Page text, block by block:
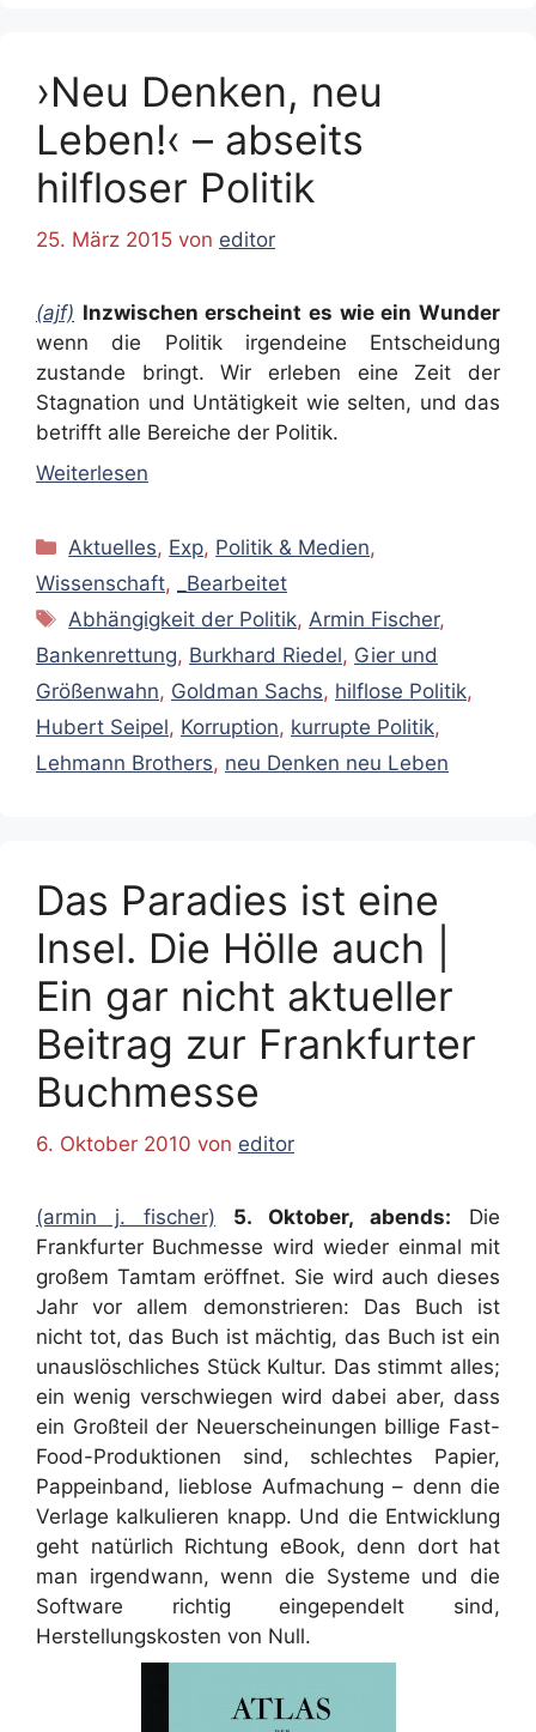
›Neu Denken, neu
Leben!‹ – abseits
hilfloser Politik
25. März 2015 von editor
(ajf) Inzwischen erscheint es wie ein Wunder
wenn die Politik irgendeine Entscheidung
zustande bringt. Wir erleben eine Zeit der
Stagnation und Untätigkeit wie selten, und das
betrifft alle Bereiche der Politik.
Weiterlesen
Kategorien
Aktuelles, Exp, Politik & Medien,
Wissenschaft,
_Bearbeitet
Schlagwörter
Abhängigkeit der Politik, Armin Fischer,
Bankenrettung, Burkhard Riedel, Gier und
Größenwahn, Goldman Sachs, hilflose Politik,
Hubert Seipel, Korruption, kurrupte Politik,
Lehmann Brothers, neu Denken neu Leben
Das Paradies ist eine
Insel. Die Hölle auch |
Ein gar nicht aktueller
Beitrag zur Frankfurter
Buchmesse
6. Oktober 2010 von editor
(armin j. fischer) 5. Oktober, abends: Die
Frankfurter Buchmesse wird wieder einmal mit
großem Tamtam eröffnet. Sie wird auch dieses
Jahr vor allem demonstrieren: Das Buch ist
nicht tot, das Buch ist mächtig, das Buch ist ein
unauslöschliches Stück Kultur. Das stimmt alles;
ein wenig verschwiegen wird dabei aber, dass
ein Großteil der Neuerscheinungen billige Fast-
Food-Produktionen sind, schlechtes Papier,
Pappeinband, lieblose Aufmachung – denn die
Verlage kalkulieren knapp. Und die Entwicklung
geht natürlich Richtung eBook, denn dort hat
man irgendwann, wenn die Systeme und die
Software richtig eingependelt sind,
Herstellungskosten von Null.